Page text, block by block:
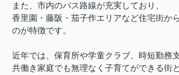
また、市内のバス路線が充実しており、
香里園・藤阪・茄子作エリアなど住宅街か
のが特徴です。
近年では、保育所や学童クラブ、時短勤務
共働き家庭でも無理なく子育てができる街